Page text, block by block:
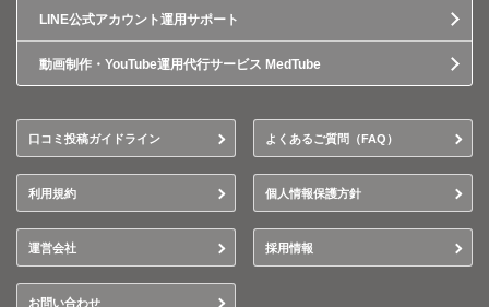
LINE公式アカウント運用サポート
動画制作・YouTube運用代行サービス MedTube
口コミ投稿ガイドライン よくあるご質問（FAQ）
利用規約 個人情報保護方針
運営会社 採用情報
お問い合わせ